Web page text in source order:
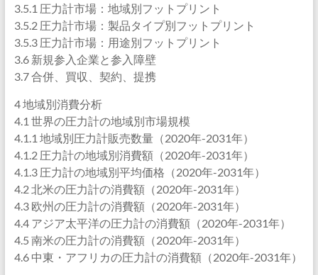
3.5.1 圧力計市場：地域別フットプリント
3.5.2 圧力計市場：製品タイプ別フットプリント
3.5.3 圧力計市場：用途別フットプリント
3.6 新規参入企業と参入障壁
3.7 合併、買収、契約、提携
4 地域別消費分析
4.1 世界の圧力計の地域別市場規模
4.1.1 地域別圧力計販売数量（2020年-2031年）
4.1.2 圧力計の地域別消費額（2020年-2031年）
4.1.3 圧力計の地域別平均価格（2020年-2031年）
4.2 北米の圧力計の消費額（2020年-2031年）
4.3 欧州の圧力計の消費額（2020年-2031年）
4.4 アジア太平洋の圧力計の消費額（2020年-2031年）
4.5 南米の圧力計の消費額（2020年-2031年）
4.6 中東・アフリカの圧力計の消費額（2020年-2031年）